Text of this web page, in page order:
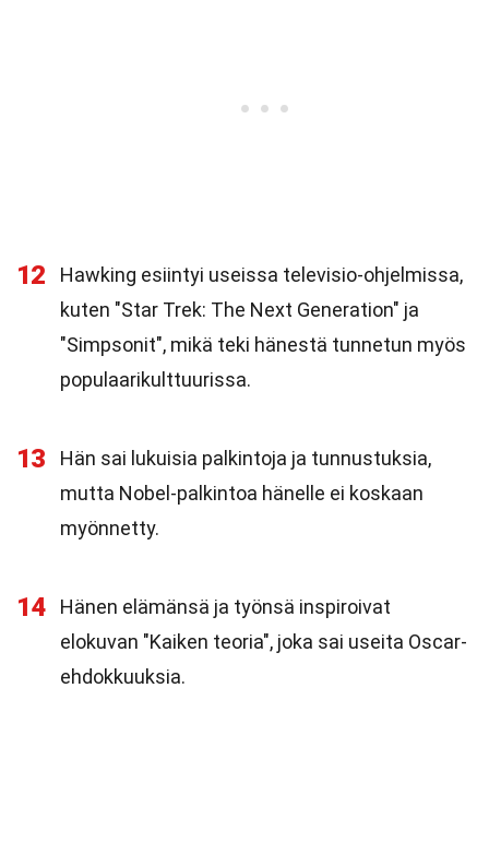
12
Hawking esiintyi useissa televisio-ohjelmissa,
kuten "Star Trek: The Next Generation" ja
"Simpsonit", mikä teki hänestä tunnetun myös
populaarikulttuurissa.
13
Hän sai lukuisia palkintoja ja tunnustuksia,
mutta Nobel-palkintoa hänelle ei koskaan
myönnetty.
14
Hänen elämänsä ja työnsä inspiroivat
elokuvan "Kaiken teoria", joka sai useita Oscar-
ehdokkuuksia.